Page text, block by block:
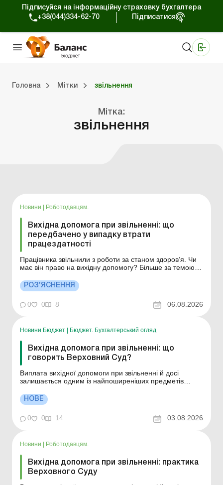
Підписуйся на інформаційну страховку бухгалтера
+38(044)334-62-70
Підписатися
Головна Мітки звільнення
Мітка:
звільнення
Новини Роботодавцям.
Вихідна допомога при звільненні: що
передбачено у випадку втрати
працездатності
Працівника звільнили з роботи за станом здоров’я. Чи
має він право на вихідну допомогу? Більше за темою:
оподаткування Вихідна допомога – це державна
гарантія, яка полягає в грошовій виплаті працівнику у
РОЗ’ЯСНЕННЯ
0 0 8 06.08.2026
Новини Бюджет Бюджет. Бухгалтерський огляд
Вихідна допомога при звільненні: що
говорить Верховний Суд?
Виплата вихідної допомоги при звільненні й досі
залишається одним із найпоширеніших предметів
роботодавці нерідко неправильно застосовують статтю
44 КЗпП України, що призводить до судових спорів та
додаткових фінансових втрат. Коли виплата є обов&...
НОВЕ
0 0 14 03.08.2026
Новини | Роботодавцям.
Вихідна допомога при звільненні: практика
Верховного Суду